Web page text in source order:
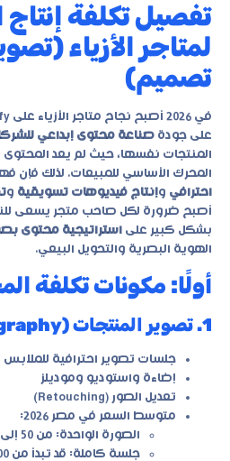
تفصيل تكلفة
لمتاجر الأزياء
تصميم)
على جودة صناعة محتوى إبداعي
المنتجات نفسها، حيث لم يعد المحتوى
المحرك الأساسي للمبيعات. لذلك فإن
احترافي وإنتاج فيديوهات تسويقية و
أصبح ضرورة لكل صاحب متجر يسعى
بشكل كبير على استراتيجية محتوى بصري
الهوية البصرية والتحويل البيعي.
أولًا: مكونات تكلفة
1. تصوير المنتجات (Fashion Photography)
جلسات تصوير احترافية للملابس
إضاءة واستوديو وموديلز
تعديل الصور (Retouching)
متوسط السعر في مصر 2026:
الصورة الواحدة: من 50 إلى 500 جنيه حسب الجودة